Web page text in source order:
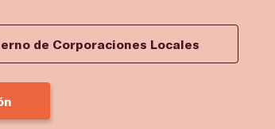
de Corporaciones Locales